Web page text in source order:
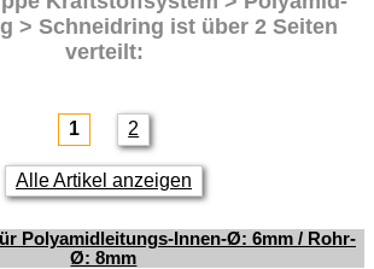
> Schneidring ist über 2 Seiten
verteilt:
1 2
Alle Artikel anzeigen
Polyamidleitungs-Innen-Ø: 6mm / Rohr-
Ø: 8mm